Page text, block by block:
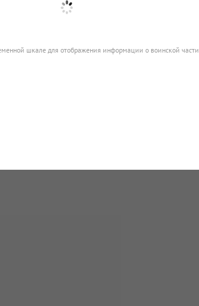
шкале для отображения информации о воинской части